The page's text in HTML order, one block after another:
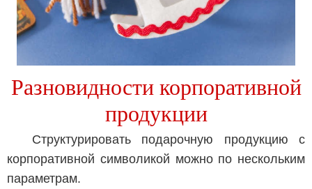
Разновидности корпоративной
продукции
Структурировать подарочную продукцию с
корпоративной символикой можно по нескольким
параметрам.